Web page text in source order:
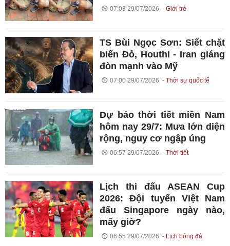
07:03 29/07/2026 Giới trẻ
TS Bùi Ngọc Sơn: Siết chặt
biển Đỏ, Houthi - Iran giáng
đòn mạnh vào Mỹ
07:00 29/07/2026 Thời sự quốc tế
Dự báo thời tiết miền Nam
hôm nay 29/7: Mưa lớn diện
rộng, nguy cơ ngập úng
06:57 29/07/2026 Thời tiết
Lịch thi đấu ASEAN Cup
2026: Đội tuyển Việt Nam
đấu Singapore ngày nào,
mấy giờ?
06:55 29/07/2026 Lịch bóng đá